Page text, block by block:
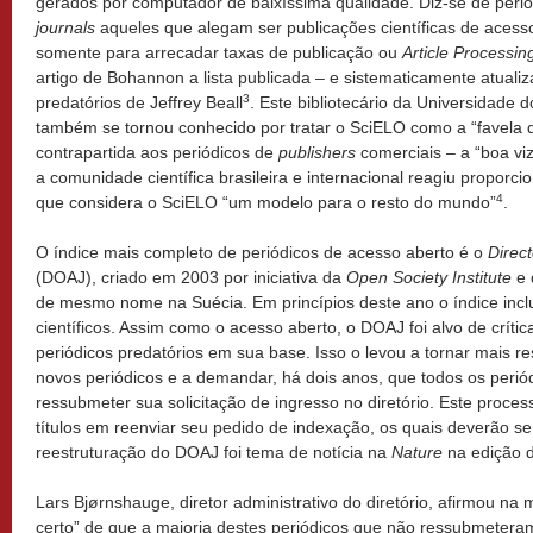
journals aqueles que alegam ser publicações científicas de
somente para arrecadar taxas de publicação ou Article
artigo de Bohannon a lista publicada – e sistematicamente
predatórios de Jeffrey Beall3
. Este bibliotecário da Universidade
também se tornou conhecido por tratar o SciELO como a “favela
contrapartida aos periódicos de publishers comerciais – a “boa
a comunidade científica brasileira e internacional reagiu
que considera o SciELO “um modelo para o resto do mundo”4
O índice mais completo de periódicos de acesso aberto é o
(DOAJ), criado em 2003 por iniciativa da Open Society Institute e
de mesmo nome na Suécia. Em princípios deste ano o índice
científicos. Assim como o acesso aberto, o DOAJ foi alvo de
periódicos predatórios em sua base. Isso o levou a tornar mais
novos periódicos e a demandar, há dois anos, que todos os
ressubmeter sua solicitação de ingresso no diretório. Este
títulos em reenviar seu pedido de indexação, os quais deverão
reestruturação do DOAJ foi tema de notícia na Nature na edição
Lars Bjørnshauge, diretor administrativo do diretório, afirmou na
certo” de que a maioria destes periódicos que não